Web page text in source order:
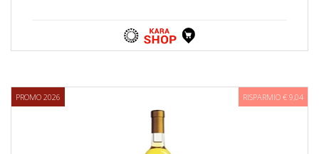
PROMO 2026 RISPARMIO € 9,04